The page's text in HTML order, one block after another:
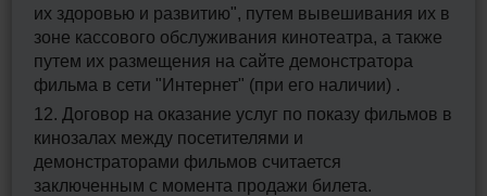
их здоровью и развитию", путем вывешивания их в
зоне кассового обслуживания кинотеатра, а также
путем их размещения на сайте демонстратора
фильма в сети "Интернет" (при его наличии) .
12. Договор на оказание услуг по показу фильмов в
кинозалах между посетителями и
демонстраторами фильмов считается
заключенным с момента продажи билета.